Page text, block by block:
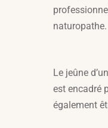
naturopathe.
Le jeûne
est encadré
également